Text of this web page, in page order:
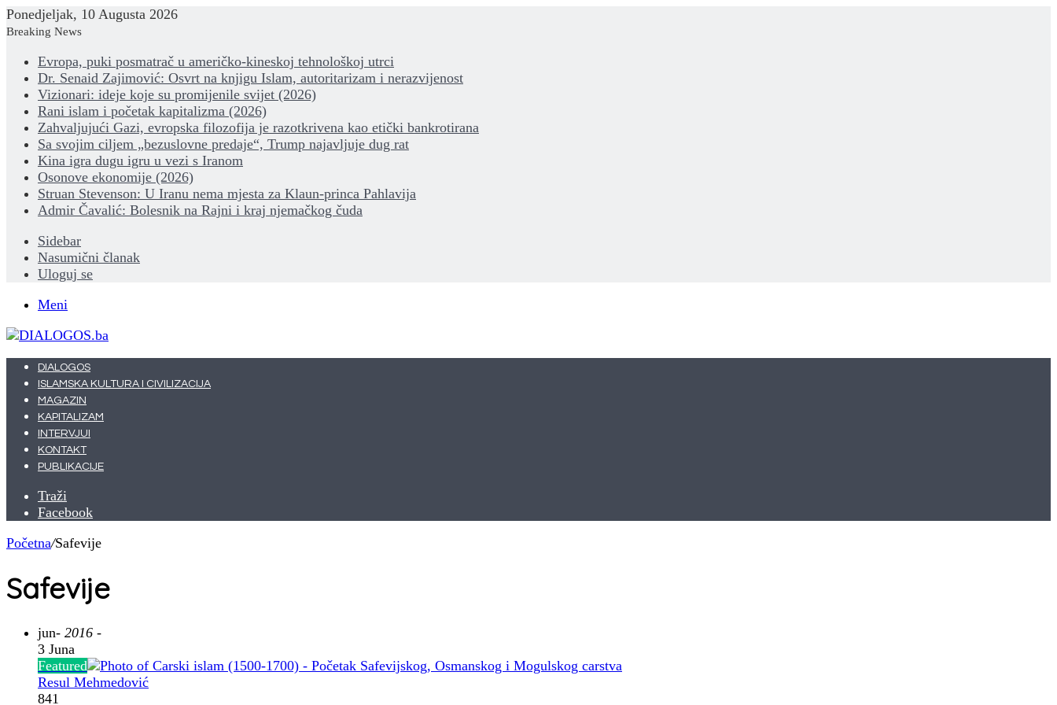
Ponedjeljak, 10 Augusta 2026
Breaking News
Evropa, puki posmatrač u američko-kineskoj tehnološkoj utrci
Dr. Senaid Zajimović: Osvrt na knjigu Islam, autoritarizam i nerazvijenost
Vizionari: ideje koje su promijenile svijet (2026)
Rani islam i početak kapitalizma (2026)
Zahvaljujući Gazi, evropska filozofija je razotkrivena kao etički bankrotirana
Sa svojim ciljem „bezuslovne predaje“, Trump najavljuje dug rat
Kina igra dugu igru u vezi s Iranom
Osonove ekonomije (2026)
Struan Stevenson: U Iranu nema mjesta za Klaun-princa Pahlavija
Admir Čavalić: Bolesnik na Rajni i kraj njemačkog čuda
Sidebar
Nasumični članak
Uloguj se
Meni
DIALOGOS
ISLAMSKA KULTURA I CIVILIZACIJA
MAGAZIN
KAPITALIZAM
INTERVJUI
KONTAKT
PUBLIKACIJE
Traži
Facebook
Početna/Safevije
Safevije
jun- 2016 -
3 Juna
Featured
Resul Mehmedović
841